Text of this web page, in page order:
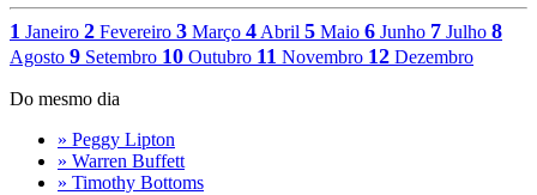
1 Janeiro 2 Fevereiro 3 Março 4Abril 5 Maio 6 Junho 7 Julho 8
Agosto 9 Setembro 10 Outubro 11 Novembro 12 Dezembro
Do mesmo dia
» Peggy Lipton
» Warren Buffett
» Timothy Bottoms